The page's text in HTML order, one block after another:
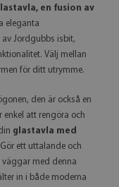
en fusion av
eleganta
Jordgubbs isbit,
Välj mellan
för ditt utrymme.
den är också en
att rengöra och
glastavla med
ett uttalande och
med denna
in i både moderna